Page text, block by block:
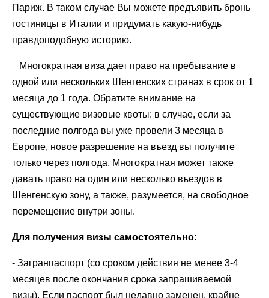
Париж. В таком случае Вы можете предъявить бронь
гостиницы в Италии и придумать какую-нибудь
правдоподобную историю.
Многократная виза дает право на пребывание в
одной или нескольких Шенгенских странах в срок от 1
месяца до 1 года. Обратите внимание на
существующие визовые квоты: в случае, если за
последние полгода вы уже провели 3 месяца в
Европе, новое разрешение на въезд вы получите
только через полгода. Многократная может также
давать право на один или несколько въездов в
Шенгенскую зону, а также, разумеется, на свободное
перемещение внутри зоны.
Для получения визы самостоятельно:
- Загранпаспорт (со сроком действия не менее 3-4
месяцев после окончания срока запрашиваемой
визы). Если паспорт был недавно заменен, крайне